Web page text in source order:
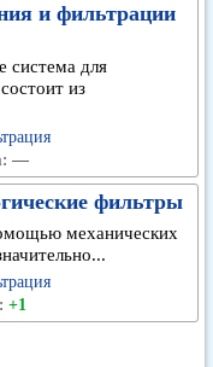
и фильтрации
система для
из
—
фильтры
механических
+1